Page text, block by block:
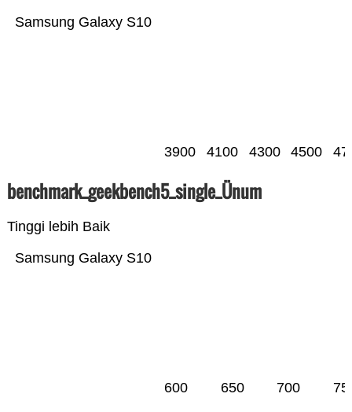
Samsung Galaxy S10
3900 4100 4300 4500
benchmark_geekbench5_single_Ünum
Tinggi lebih Baik
Samsung Galaxy S10
600 650 700